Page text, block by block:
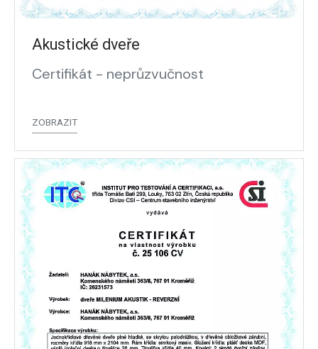
Akustické dveře
Certifikát - neprůzvučnost
ZOBRAZIT